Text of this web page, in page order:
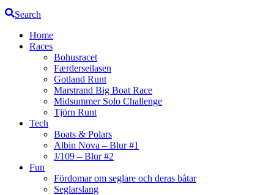
Search
Home
Races
Bohusracet
Færderseilasen
Gotland Runt
Marstrand Big Boat Race
Midsummer Solo Challenge
Tjörn Runt
Tech
Boats & Polars
Albin Nova – Blur #1
J/109 – Blur #2
Fun
Fördomar om seglare och deras båtar
Seglarslang